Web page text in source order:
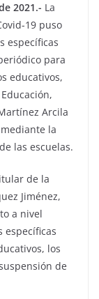
2021.- La
19 puso
específicas
para
educativos,
Arcila
la
las escuelas.
de la
Jiménez,
a nivel
específicas
los
de